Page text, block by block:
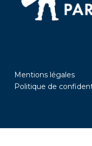
Mentions légales
Politique de